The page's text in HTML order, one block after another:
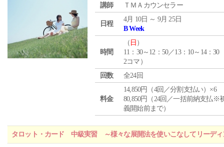
講師 ＴＭＡカウンセラー
日程
4月 10日 ～ 9月 25日
B Week
時間
（ 日 ）
11：30～12：50／13：10～14：30
2コマ）
回数
全24回
料金
14,850円（4回／分割支払い）×6
80,850円（24回／一括前納支払※
義開始前まで）
タロット・カード 中級実習 ～様々な展開法を使いこなしてリーディ